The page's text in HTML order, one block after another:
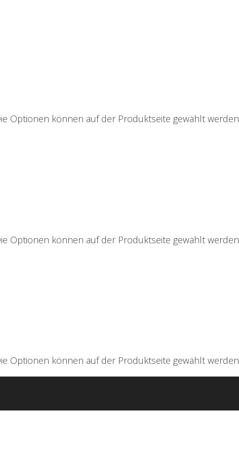
Optionen können auf der Produktseite gewählt werden
Optionen können auf der Produktseite gewählt werden
Optionen können auf der Produktseite gewählt werden